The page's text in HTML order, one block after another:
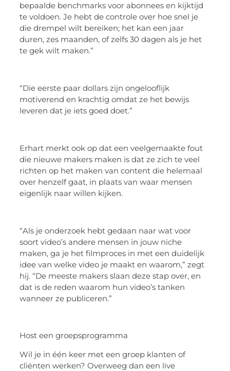
bepaalde benchmarks voor abonnees en kijktijd
te voldoen. Je hebt de controle over hoe snel je
die drempel wilt bereiken; het kan een jaar
duren, zes maanden, of zelfs 30 dagen als je het
te gek wilt maken.”
“Die eerste paar dollars zijn ongelooflijk
motiverend en krachtig omdat ze het bewijs
leveren dat je iets goed doet.”
Erhart merkt ook op dat een veelgemaakte fout
die nieuwe makers maken is dat ze zich te veel
richten op het maken van content die helemaal
over henzelf gaat, in plaats van waar mensen
eigenlijk naar willen kijken.
“Als je onderzoek hebt gedaan naar wat voor
soort video’s andere mensen in jouw niche
maken, ga je het filmproces in met een duidelijk
idee van welke video je maakt en waarom,” zegt
hij. “De meeste makers slaan deze stap over, en
dat is de reden waarom hun video’s tanken
wanneer ze publiceren.”
Host een groepsprogramma
Wil je in één keer met een groep klanten of
cliënten werken? Overweeg dan een live